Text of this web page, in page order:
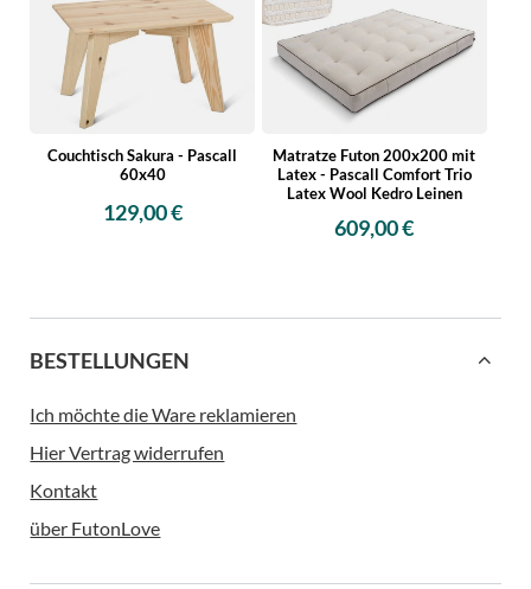
Couchtisch Sakura - Pascall
60x40
129,00 €
Matratze Futon 200x200 mit
Latex - Pascall Comfort Trio
Latex Wool Kedro Leinen
609,00 €
BESTELLUNGEN
Ich möchte die Ware reklamieren
Hier Vertrag widerrufen
Kontakt
über FutonLove